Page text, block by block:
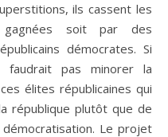
ils cassent les
soit par des
démocrates. Si
pas minorer la
élites républicaines qui
république plutôt que de
Le projet